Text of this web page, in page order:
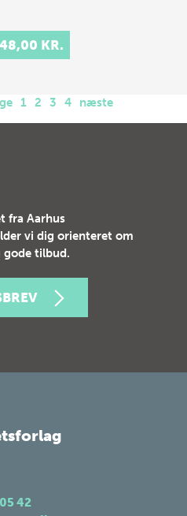
KR.
1 2 3 4 næste
fra Aarhus
vi dig orienteret om
gode tilbud.
42